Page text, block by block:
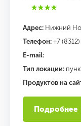
Адрес: Нижний
Телефон: +7
E-mail:
Тип локации:
Продуктов на
Подробнее